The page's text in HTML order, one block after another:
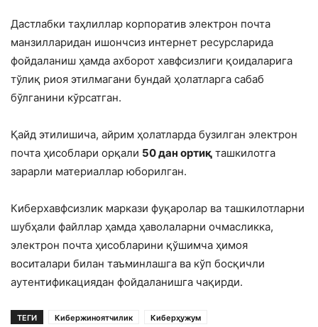
Дастлабки таҳлиллар корпоратив электрон почта
манзилларидан ишончсиз интернет ресурсларида
фойдаланиш ҳамда ахборот хавфсизлиги қоидаларига
тўлиқ риоя этилмагани бундай ҳолатларга сабаб
бўлганини кўрсатган.
Қайд этилишича, айрим ҳолатларда бузилган электрон
почта ҳисоблари орқали 50 дан ортиқ ташкилотга
зарарли материаллар юборилган.
Киберхавфсизлик маркази фуқаролар ва ташкилотларни
шубҳали файллар ҳамда ҳаволаларни очмасликка,
электрон почта ҳисобларини қўшимча ҳимоя
воситалари билан таъминлашга ва кўп босқичли
аутентификациядан фойдаланишга чақирди.
ТЕГИ Кибержиноятчилик Киберҳужум